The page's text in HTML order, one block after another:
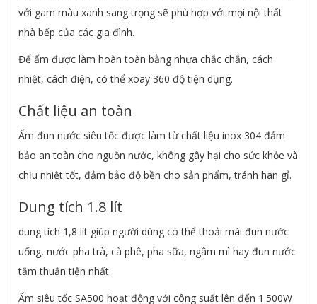
với gam màu xanh sang trọng sẽ phù hợp với mọi nội thất
nhà bếp của các gia đình.
Đế ấm được làm hoàn toàn bằng nhựa chắc chắn, cách
nhiệt, cách điện, có thể xoay 360 độ tiện dụng.
Chất liệu an toàn
Ấm đun nước siêu tốc được làm từ chất liệu inox 304 đảm
bảo an toàn cho nguồn nước, không gây hại cho sức khỏe và
chịu nhiệt tốt, đảm bảo độ bền cho sản phẩm, tránh han gỉ.
Dung tích 1.8 lít
dung tích 1,8 lít giúp người dùng có thể thoải mái đun nước
uống, nước pha trà, cà phê, pha sữa, ngâm mì hay đun nước
tắm thuận tiện nhất.
Ấm siêu tốc SA500 hoạt động với công suất lên đến 1.500W